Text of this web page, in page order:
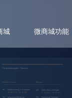
城 微商城功能